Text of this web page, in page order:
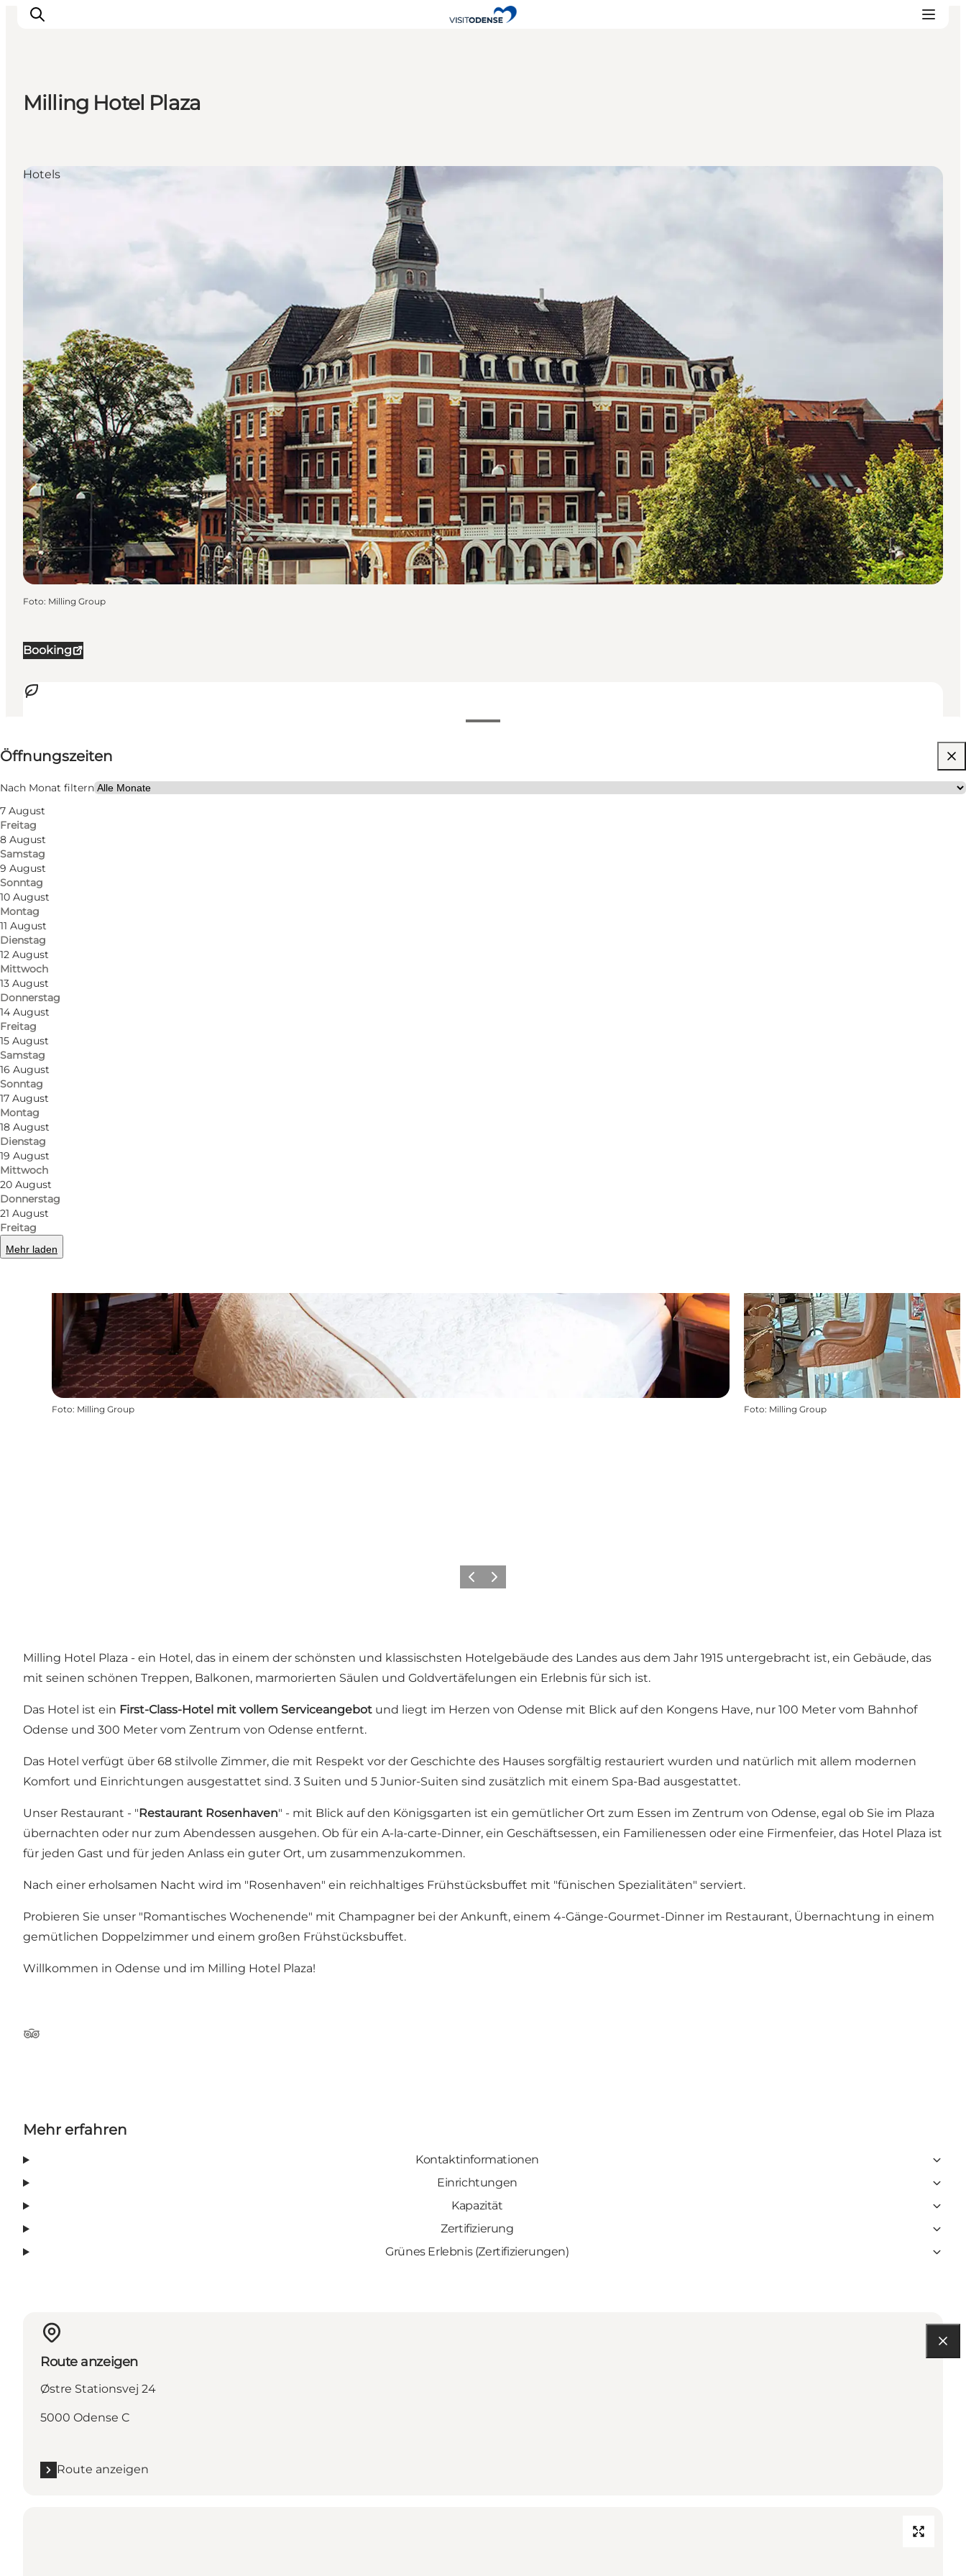
Reiseplanung
Inspiration
Milling Hotel Plaza
Booking
Öffnungszeiten
Nach Monat filtern
7 August
Freitag
8 August
Samstag
9 August
Sonntag
10 August
Montag
11 August
Dienstag
12 August
Mittwoch
13 August
Donnerstag
14 August
Freitag
15 August
Samstag
16 August
Sonntag
17 August
Montag
18 August
Dienstag
19 August
Mittwoch
20 August
Donnerstag
21 August
Freitag
Mehr laden
68 rooms
116 beds
Hotels
Foto: Milling Group
Foto: Milling Group Foto: Milling Group
ZurückWeiter
Milling Hotel Plaza - ein Hotel, das in einem der schönsten und klassischsten Hotelgebäude des Landes aus dem Jahr 1915 untergebracht ist, ein Gebäude, das
mit seinen schönen Treppen, Balkonen, marmorierten Säulen und Goldvertäfelungen ein Erlebnis für sich ist.
Das Hotel ist ein First-Class-Hotel mit vollem Serviceangebot und liegt im Herzen von Odense mit Blick auf den Kongens Have, nur 100 Meter vom Bahnhof
Odense und 300 Meter vom Zentrum von Odense entfernt.
Das Hotel verfügt über 68 stilvolle Zimmer, die mit Respekt vor der Geschichte des Hauses sorgfältig restauriert wurden und natürlich mit allem modernen
Komfort und Einrichtungen ausgestattet sind. 3 Suiten und 5 Junior-Suiten sind zusätzlich mit einem Spa-Bad ausgestattet.
Unser Restaurant - "Restaurant Rosenhaven" - mit Blick auf den Königsgarten ist ein gemütlicher Ort zum Essen im Zentrum von Odense, egal ob Sie im Plaza
übernachten oder nur zum Abendessen ausgehen. Ob für ein A-la-carte-Dinner, ein Geschäftsessen, ein Familienessen oder eine Firmenfeier, das Hotel Plaza ist
für jeden Gast und für jeden Anlass ein guter Ort, um zusammenzukommen.
Nach einer erholsamen Nacht wird im "Rosenhaven" ein reichhaltiges Frühstücksbuffet mit "fünischen Spezialitäten" serviert.
Probieren Sie unser "Romantisches Wochenende" mit Champagner bei der Ankunft, einem 4-Gänge-Gourmet-Dinner im Restaurant, Übernachtung in einem
gemütlichen Doppelzimmer und einem großen Frühstücksbuffet.
Willkommen in Odense und im Milling Hotel Plaza!
Tripadvisor
Mehr erfahren
Kontaktinformationen
Einrichtungen
Kapazität
Zertifizierung
Grünes Erlebnis (Zertifizierungen)
Route anzeigen
Østre Stationsvej 24
5000 Odense C
Route anzeigen